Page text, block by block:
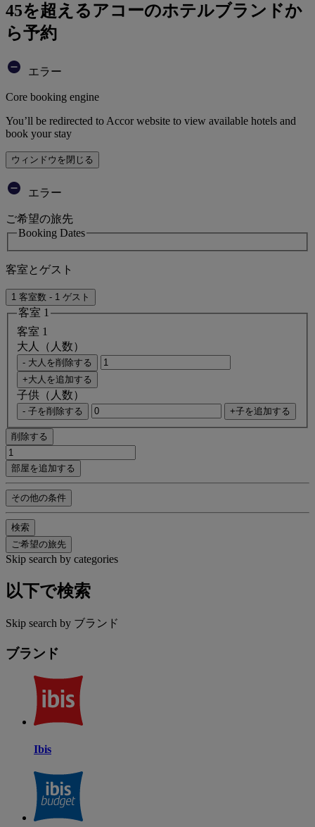
45を超えるアコーのホテルブランドか
ら予約
エラー
Core booking engine
You’ll be redirected to Accor website to view available hotels and
book your stay
ウィンドウを閉じる
エラー
ご希望の旅先
Booking Dates
客室とゲスト
1 客室数 - 1 ゲスト
客室 1
客室 1
大人（人数）
- 大人を削除する
+大人を追加する
子供（人数）
- 子を削除する +子を追加する
削除する
部屋を追加する
その他の条件
検索
ご希望の旅先
Skip search by categories
以下で検索
Skip search by ブランド
ブランド
Ibis